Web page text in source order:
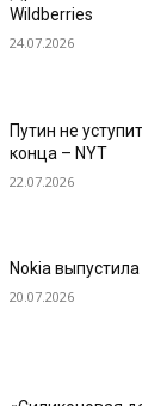
Wildberries
24.07.2026
Путин не
конца – NYT
22.07.2026
Nokia
20.07.2026